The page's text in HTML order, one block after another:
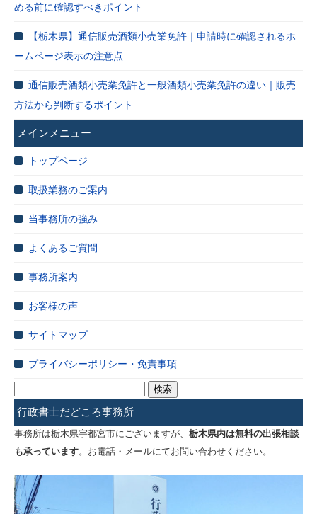
める前に確認すべきポイント
【栃木県】通信販売酒類小売業免許｜申請時に確認されるホ
ームページ表示の注意点
通信販売酒類小売業免許と一般酒類小売業免許の違い｜販売
方法から判断するポイント
メインメニュー
トップページ
取扱業務のご案内
当事務所の強み
よくあるご質問
事務所案内
お客様の声
サイトマップ
プライバシーポリシー・免責事項
索:
行政書士だどころ事務所
事務所は栃木県宇都宮市にございますが、 栃木県内は無料の出張相談
も承っています。お電話・メールにてお問い合わせください。